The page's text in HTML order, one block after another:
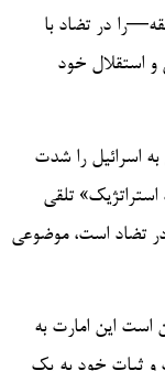
در تضاد با
استقلال خود
اسرائیل را شدت
تلقی
تضاد است، موضوعی
است این امارت به